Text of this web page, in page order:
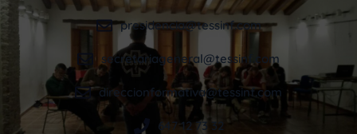
presidencia@tessinf.com
secretariageneral@tessinf.com
direccionformativa@tessinf.com
647 12 73 32